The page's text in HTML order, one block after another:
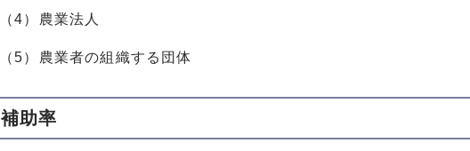
（4）農業法人
（5）農業者の組織する団体
補助率